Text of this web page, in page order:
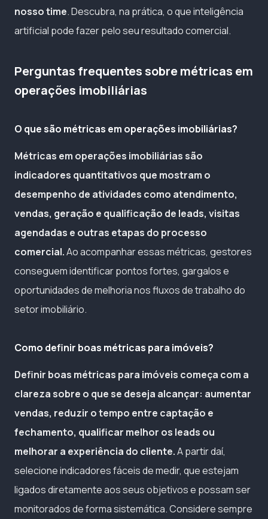
nosso time. Descubra, na prática, o que inteligência
artificial pode fazer pelo seu resultado comercial.
Perguntas frequentes sobre métricas em
operações imobiliárias
O que são métricas em operações imobiliárias?
Métricas em operações imobiliárias são
indicadores quantitativos que mostram o
desempenho de atividades como atendimento,
vendas, geração e qualificação de leads, visitas
agendadas e outras etapas do processo
comercial.Ao acompanhar essas métricas, gestores
conseguem identificar pontos fortes, gargalos e
oportunidades de melhoria nos fluxos de trabalho do
setor imobiliário.
Como definir boas métricas para imóveis?
Definir boas métricas para imóveis começa com a
clareza sobre o que se deseja alcançar: aumentar
vendas, reduzir o tempo entre captação e
fechamento, qualificar melhor os leads ou
melhorar a experiência do cliente.A partir daí,
selecione indicadores fáceis de medir, que estejam
ligados diretamente aos seus objetivos e possam ser
monitorados de forma sistemática. Considere sempre